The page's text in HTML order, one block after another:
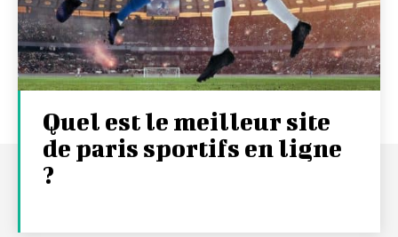
Quel est le meilleur site
de paris sportifs en ligne
?